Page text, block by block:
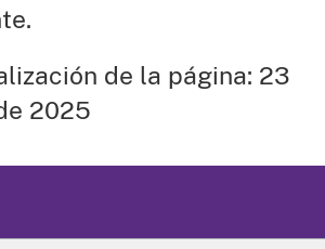
de la página: 23
2025